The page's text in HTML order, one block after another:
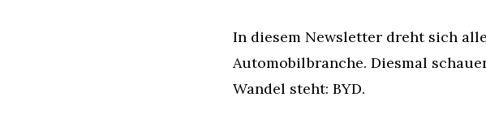
In diesem Newsletter dreht sich
Automobilbranche. Diesmal
Wandel steht: BYD.